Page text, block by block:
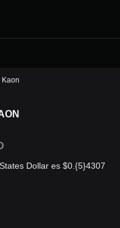
Kaon
Dollar es $0.{5}4307